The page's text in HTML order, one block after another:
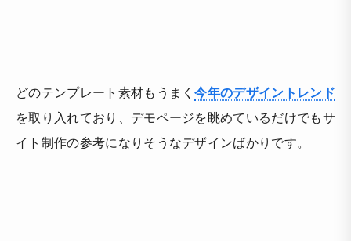
どのテンプレート素材もうまく今年のデザイントレンド
を取り入れており、デモページを眺めているだけでもサ
イト制作の参考になりそうなデザインばかりです。